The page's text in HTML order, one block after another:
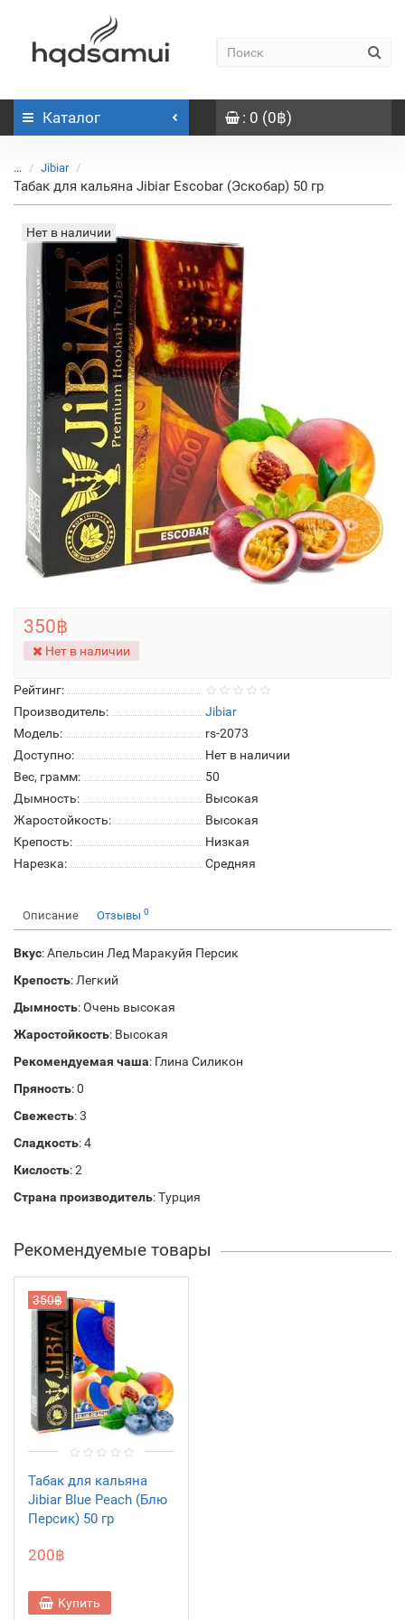
Каталог : 0 (0฿)
... Jibiar
Табак для кальяна Jibiar Escobar (Эскобар) 50 гр
Нет в наличии
Рейтинг:
Производитель:
Jibiar
Модель:
rs-2073
Доступно:
Нет в наличии
Вес, грамм:
50
Дымность:
Высокая
Жаростойкость:
Высокая
Крепость:
Низкая
Нарезка:
Средняя
350฿
Нет в наличии
Описание Отзывы 0
Вкус: Апельсин Лед Маракуйя Персик
Крепость: Легкий
Дымность: Очень высокая
Жаростойкость: Высокая
Рекомендуемая чаша: Глина Силикон
Пряность: 0
Свежесть: 3
Сладкость: 4
Кислость: 2
Страна производитель: Турция
Рекомендуемые товары
350฿
Табак для кальяна
Jibiar Blue Peach (Блю
Персик) 50 гр
200฿
Купить